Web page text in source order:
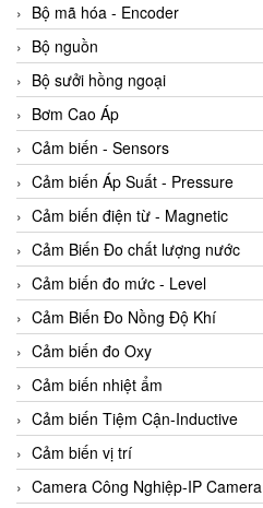
Bộ mã hóa - Encoder
Bộ nguồn
Bộ sưởi hồng ngoại
Bơm Cao Áp
Cảm biến - Sensors
Cảm biến Áp Suất - Pressure
Cảm biến điện từ - Magnetic
Cảm Biến Đo chất lượng nước
Cảm biến đo mức - Level
Cảm Biến Đo Nồng Độ Khí
Cảm biến đo Oxy
Cảm biến nhiệt ẩm
Cảm biến Tiệm Cận-Inductive
Cảm biến vị trí
Camera Công Nghiệp-IP Camera